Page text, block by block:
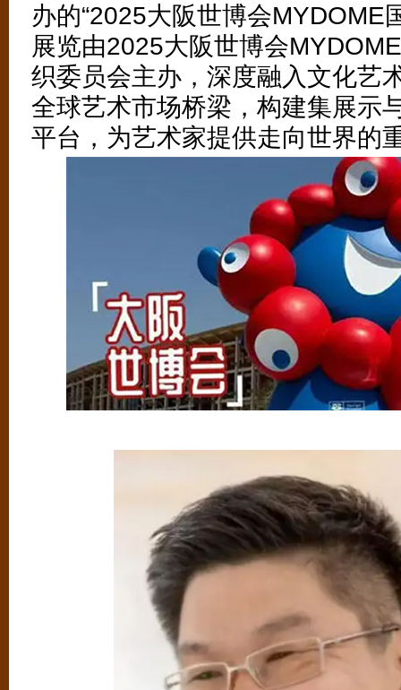
（2/6）
办的“2025大阪世博会MYDOME
展览由2025大阪世博会MYDOME
织委员会主办，深度融入文化艺
全球艺术市场桥梁，构建集展示
平台，为艺术家提供走向世界的